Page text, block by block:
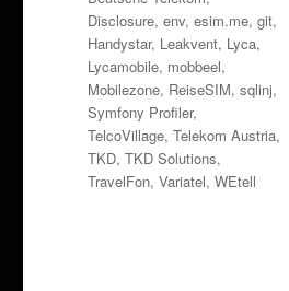
Disclosure,env,esim.me,git,
Handystar, Leakvent, Lyca,
Lycamobile, mobbeel,
Mobilezone, ReiseSIM,sqlinj,
Symfony Profiler,
TelcoVillage,Telekom Austria,
TKD,TKD Solutions,
TravelFon,Variatel,WEtell